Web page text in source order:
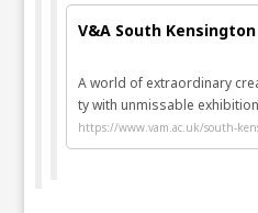
V&A South Kensington
A world of extraordinary
ty with unmissable
nd encounters for all
https://www.vam.ac.uk/south-
on